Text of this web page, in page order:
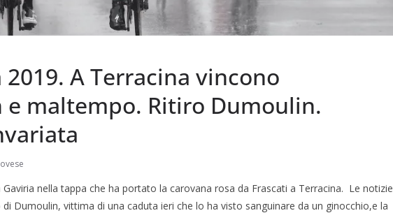
2019. A Terracina vincono
e maltempo. Ritiro Dumoulin.
nella tappa che ha portato la carovana rosa da Frascati a Terracina. Le notizie
Dumoulin, vittima di una caduta ieri che lo ha visto sanguinare da un ginocchio,e la